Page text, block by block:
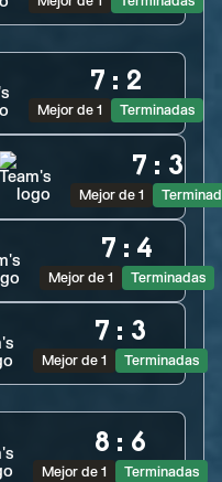
7 : 2
Mejor de 1 Terminadas
7 : 3
Mejor de 1
7 : 4
Mejor de 1 Terminadas
7 : 3
Mejor de 1 Terminadas
8 : 6
Mejor de 1 Terminadas